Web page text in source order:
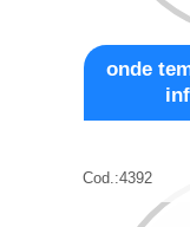
onde
Cod.:4392